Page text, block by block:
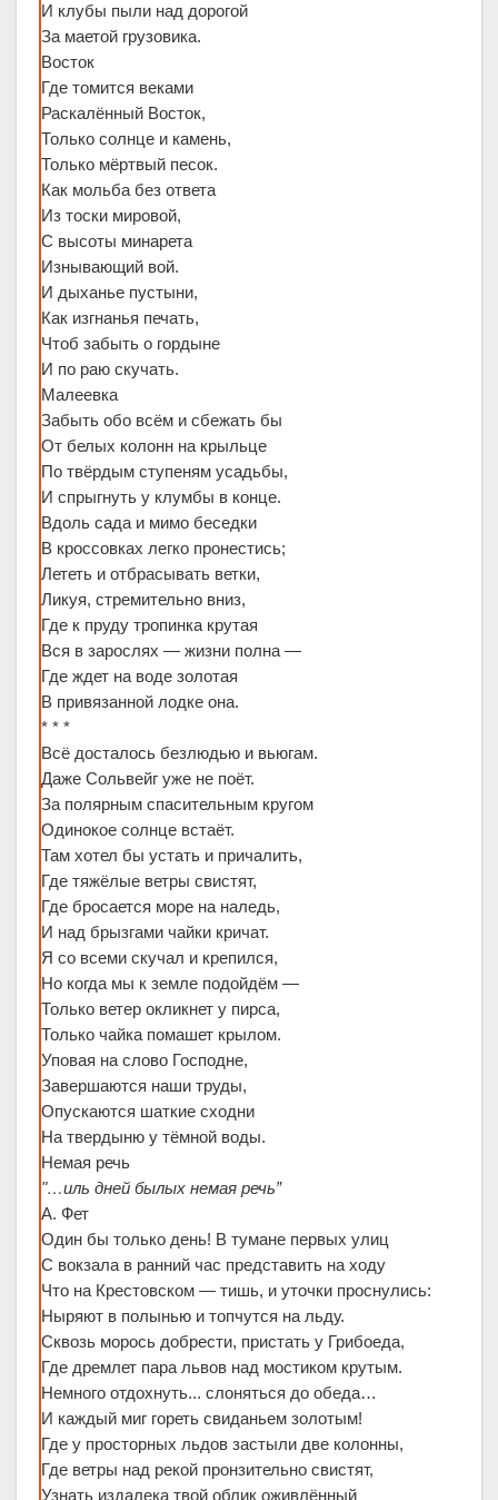
И клубы пыли над дорогой
За маетой грузовика.
Восток
Где томится веками
Раскалённый Восток,
Только солнце и камень,
Только мёртвый песок.
Как мольба без ответа
Из тоски мировой,
С высоты минарета
Изнывающий вой.
И дыханье пустыни,
Как изгнанья печать,
Чтоб забыть о гордыне
И по раю скучать.
Малеевка
Забыть обо всём и сбежать бы
От белых колонн на крыльце
По твёрдым ступеням усадьбы,
И спрыгнуть у клумбы в конце.
Вдоль сада и мимо беседки
В кроссовках легко пронестись;
Лететь и отбрасывать ветки,
Ликуя, стремительно вниз,
Где к пруду тропинка крутая
Вся в зарослях — жизни полна —
Где ждет на воде золотая
В привязанной лодке она.
* * *
Всё досталось безлюдью и вьюгам.
Даже Сольвейг уже не поёт.
За полярным спасительным кругом
Одинокое солнце встаёт.
Там хотел бы устать и причалить,
Где тяжёлые ветры свистят,
Где бросается море на наледь,
И над брызгами чайки кричат.
Я со всеми скучал и крепился,
Но когда мы к земле подойдём —
Только ветер окликнет у пирса,
Только чайка помашет крылом.
Уповая на слово Господне,
Завершаются наши труды,
Опускаются шаткие сходни
На твердыню у тёмной воды.
Немая речь
"…иль дней былых немая речь”
А. Фет
Один бы только день! В тумане первых улиц
С вокзала в ранний час представить на ходу
Что на Крестовском — тишь, и уточки проснулись:
Ныряют в полынью и топчутся на льду.
Сквозь морось добрести, пристать у Грибоеда,
Где дремлет пара львов над мостиком крутым.
Немного отдохнуть... слоняться до обеда…
И каждый миг гореть свиданьем золотым!
Где у просторных льдов застыли две колонны,
Где ветры над рекой пронзительно свистят,
Узнать издалека твой облик оживлённый